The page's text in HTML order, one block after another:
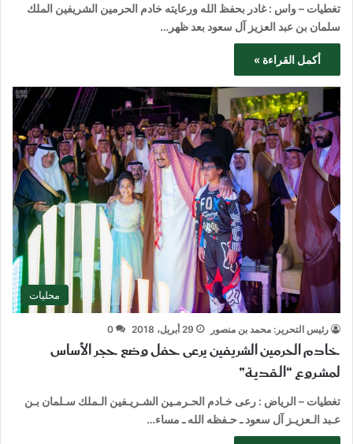
تغطيات – واس : غادر بحفظ الله ورعايته خادم الحرمين الشريفين الملك
سلمان بن عبد العزيز آل سعود بعد ظهر…
أكمل القراءة »
محليات
رئيس التحرير: محمد بن منصور 29 أبريل، 2018 0
خادم الحرمين الشريفين يرعى حفل وضع حجر الأساس
لمشـروع “الـقديـة”
تغطيات – الرياض : رعى خـادم الحـرمـين الشـريـفين الـملك سـلمان بـن
عـبد الـعزيـز آل سعود ـ حـفظه الله ـ مساء…